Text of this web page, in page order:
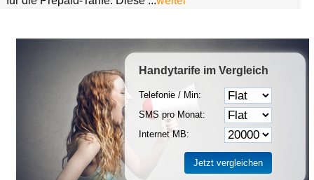
Handytarife im Vergleich
Telefonie / Min:
SMS pro Monat:
Internet MB: